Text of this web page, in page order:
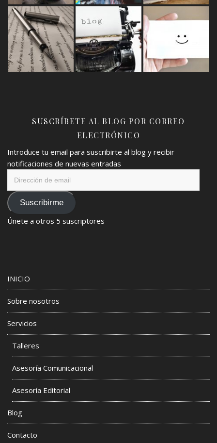
SUSCRÍBETE AL BLOG POR CORREO
ELECTRÓNICO
Introduce tu email para suscribirte al blog y recibir
notificaciones de nuevas entradas
emailSuscribirme
Únete a otros 5 suscriptores
INICIO
Sobre nosotros
Servicios
Talleres
Asesoría Comunicacional
Asesoría Editorial
Blog
Contacto